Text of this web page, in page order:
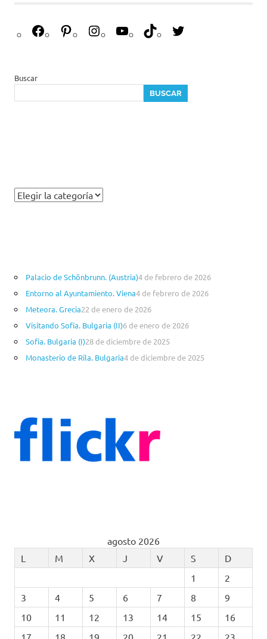
Buscar
BUSCAR
Palacio de Schönbrunn. (Austria)4 de febrero de 2026
Entorno al Ayuntamiento. Viena4 de febrero de 2026
Meteora. Grecia22 de enero de 2026
Visitando Sofía. Bulgaria (II)6 de enero de 2026
Sofía. Bulgaria (I)28 de diciembre de 2025
Monasterio de Rila. Bulgaria4 de diciembre de 2025
agosto 2026
L
M X J V S
D
1
2
3
4 5 6 7 8
9
10
11 12 13 14 15
16
17
18 19 20 21 22 23